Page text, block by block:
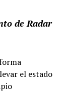
de Radar
el estado